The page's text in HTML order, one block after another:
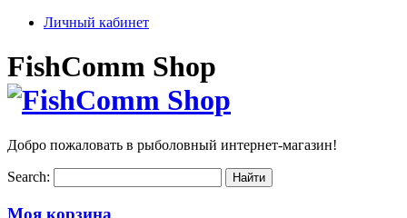
Личный кабинет
FishComm Shop
Добро пожаловать в рыболовный интернет-магазин!
Search:
Моя корзина